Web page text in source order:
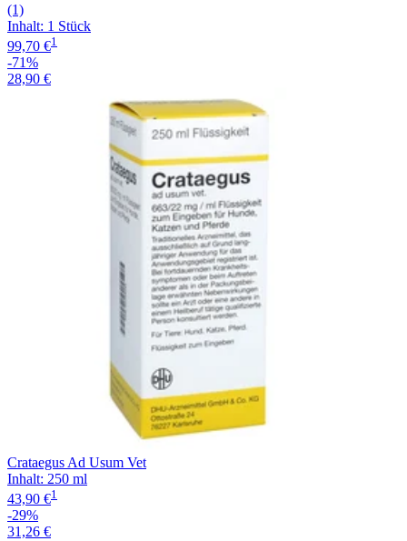
(1)
Inhalt: 1 Stück
99,70 €1
-71%
28,90 €
Crataegus Ad Usum Vet
Inhalt: 250 ml
43,90 €1
-29%
31,26 €